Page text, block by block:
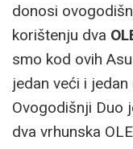
donosi
korištenju dva
smo kod ovih
jedan veći i
Ovogodišnji Duo
dva vrhunska